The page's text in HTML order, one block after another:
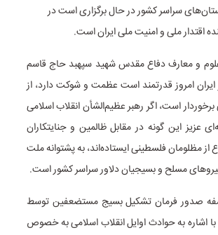
سراسر کشور در حال برگزاری است در
اقتدار ملی و امنیت ملی ایران است.
و معارف دفاع مقدس شهید سپهبد حاج قاسم
ایران امروز قدرتمند است عظمت و شوکت دارد، از
برخوردار است، اگر رهبر عظیم‌الشأن انقلاب اسلامی
عزیز این گونه در مقابل ظالمین و جنایتکاران
از مظلومان فلسطینی ایستاده‌اند، به پشتوانه ملت
نیروهای مسلح و بسیجیان دلاور سراسر کشور است.
صدور فرمان تشکیل بسیج مستضعفین توسط
اشاره به حوادث اوایل انقلاب اسلامی به خصوص